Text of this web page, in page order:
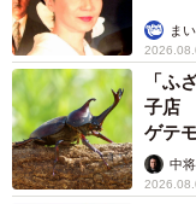
ま
「ふ
子店
ゲテ
らい
中